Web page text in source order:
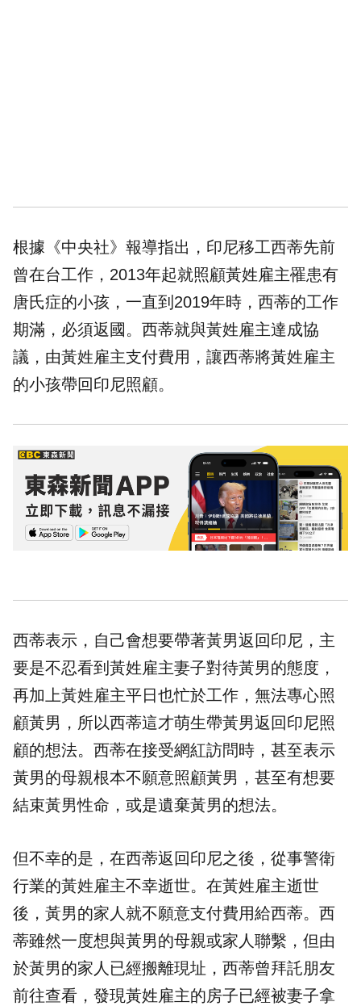
根據《中央社》報導指出，印尼移工西蒂先前
曾在台工作，2013年起就照顧黃姓雇主罹患有
唐氏症的小孩，一直到2019年時，西蒂的工作
期滿，必須返國。西蒂就與黃姓雇主達成協
議，由黃姓雇主支付費用，讓西蒂將黃姓雇主
的小孩帶回印尼照顧。
西蒂表示，自己會想要帶著黃男返回印尼，主
要是不忍看到黃姓雇主妻子對待黃男的態度，
再加上黃姓雇主平日也忙於工作，無法專心照
顧黃男，所以西蒂這才萌生帶黃男返回印尼照
顧的想法。西蒂在接受網紅訪問時，甚至表示
黃男的母親根本不願意照顧黃男，甚至有想要
結束黃男性命，或是遺棄黃男的想法。
但不幸的是，在西蒂返回印尼之後，從事警衛
行業的黃姓雇主不幸逝世。在黃姓雇主逝世
後，黃男的家人就不願意支付費用給西蒂。西
蒂雖然一度想與黃男的母親或家人聯繫，但由
於黃男的家人已經搬離現址，西蒂曾拜託朋友
前往查看，發現黃姓雇主的房子已經被妻子拿